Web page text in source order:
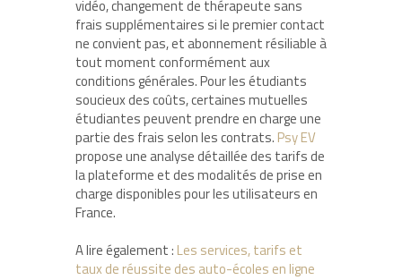
vidéo, changement de thérapeute sans
frais supplémentaires si le premier contact
ne convient pas, et abonnement résiliable à
tout moment conformément aux
conditions générales. Pour les étudiants
soucieux des coûts, certaines mutuelles
étudiantes peuvent prendre en charge une
partie des frais selon les contrats. Psy EV
propose une analyse détaillée des tarifs de
la plateforme et des modalités de prise en
charge disponibles pour les utilisateurs en
France.
A lire également : Les services, tarifs et
taux de réussite des auto-écoles en ligne